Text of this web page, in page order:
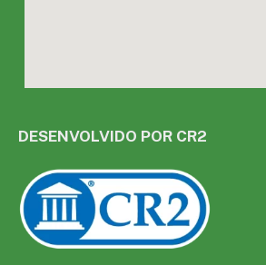
DESENVOLVIDO POR CR2